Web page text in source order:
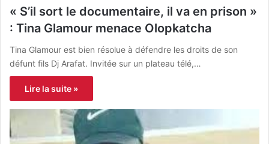
« S’il sort le documentaire, il va en prison »
: Tina Glamour menace Olopkatcha
Tina Glamour est bien résolue à défendre les droits de son
défunt fils Dj Arafat. Invitée sur un plateau télé,…
Lire la suite »